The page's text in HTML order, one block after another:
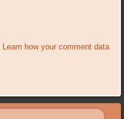
Learn how your comment data